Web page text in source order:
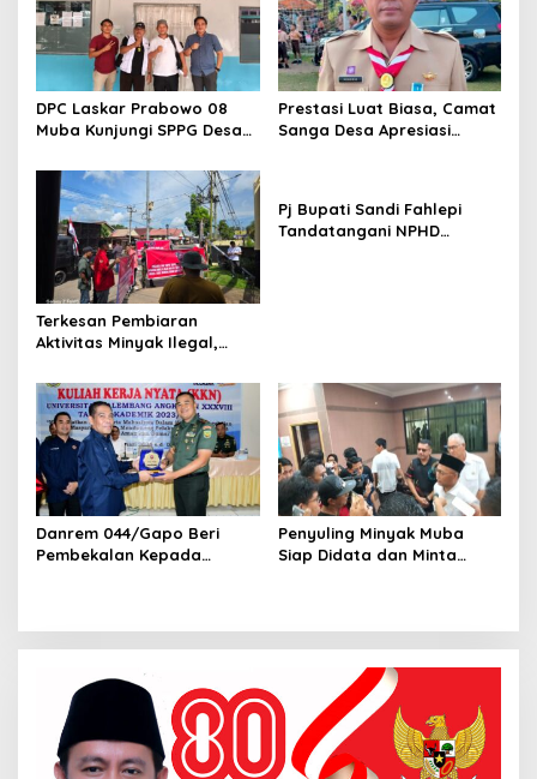
DPC Laskar Prabowo 08
Muba Kunjungi SPPG Desa
Pemenuhan Gizi
Prestasi Luat Biasa, Camat
Sanga Desa Apresiasi
Terkesan Pembiaran
Aktivitas Minyak Ilegal,
Copot Kapolsek Sungai Lilin
Pj Bupati Sandi Fahlepi
Tandatangani NPHD
Danrem 044/Gapo Beri
Pembekalan Kepada
Penyuling Minyak Muba
Siap Didata dan Minta